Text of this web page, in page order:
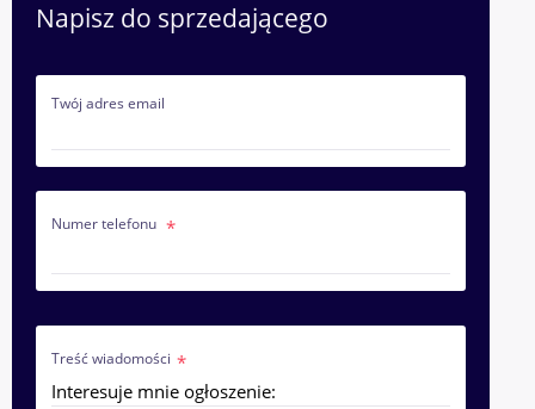
Napisz do sprzedającego
Twój adres email
Numer telefonu
Treść wiadomości